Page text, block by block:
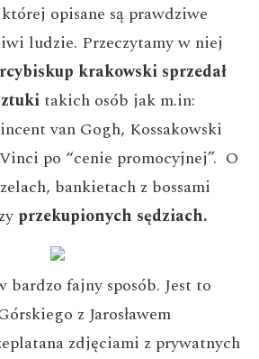
opisane są prawdziwe
ludzie. Przeczytamy w niej
krakowski sprzedał
takich osób jak m.in:
van Gogh, Kossakowski
po “cenie promocyjnej”. O
bankietach z bossami
przekupionych sędziach.
bardzo fajny sposób. Jest to
z Jarosławem
zdjęciami z prywatnych